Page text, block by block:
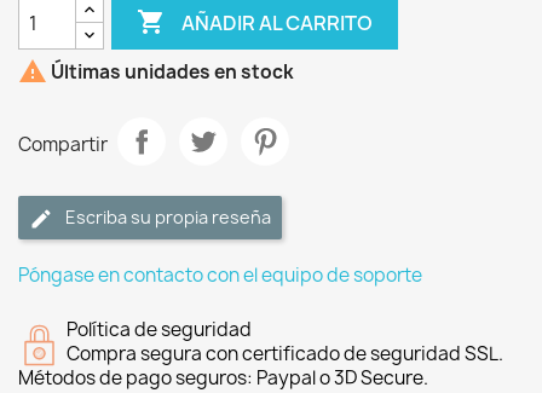
 AÑADIR AL CARRITO
 Últimas unidades en stock
Compartir
Escriba su propia reseña
Póngase en contacto con el equipo de soporte
Política de seguridad
Compra segura con certificado de seguridad SSL.
Métodos de pago seguros: Paypal o 3D Secure.